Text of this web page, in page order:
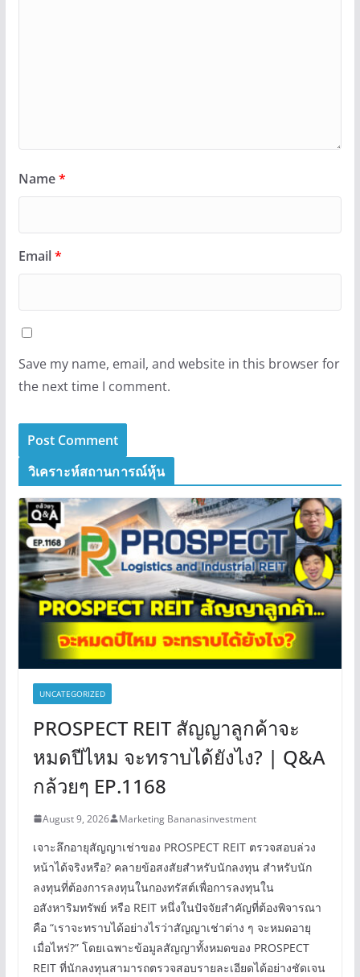
Name*
Email*
Save my name, email, and website in this browser for
the next time I comment.
วิเคราะห์สถานการณ์หุ้น
UNCATEGORIZED
PROSPECT REIT สัญญาลูกค้าจะ
หมดปีไหม จะทราบได้ยังไง? | Q&A
กล้วยๆ EP.1168
August 9, 2026 Marketing Bananasinvestment
เจาะลึกอายุสัญญาเช่าของ PROSPECT REIT ตรวจสอบล่วง
หน้าได้จริงหรือ? คลายข้อสงสัยสำหรับนักลงทุน สำหรับนัก
ลงทุนที่ต้องการลงทุนในกองทรัสต์เพื่อการลงทุนใน
อสังหาริมทรัพย์ หรือ REIT หนึ่งในปัจจัยสำคัญที่ต้องพิจารณา
คือ “เราจะทราบได้อย่างไรว่าสัญญาเช่าต่าง ๆ จะหมดอายุ
เมื่อไหร่?” โดยเฉพาะข้อมูลสัญญาทั้งหมดของ PROSPECT
REIT ที่นักลงทุนสามารถตรวจสอบรายละเอียดได้อย่างชัดเจน